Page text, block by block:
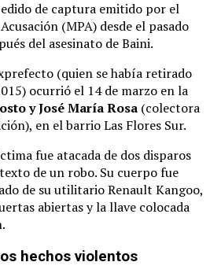
de captura emitido por el
(MPA) desde el pasado
del asesinato de Baini.
(quien se había retirado
ocurrió el 14 de marzo en la
y José María Rosa (colectora
en el barrio Las Flores Sur.
fue atacada de dos disparos
de un robo. Su cuerpo fue
de su utilitario Renault Kangoo,
abiertas y la llave colocada
hechos violentos